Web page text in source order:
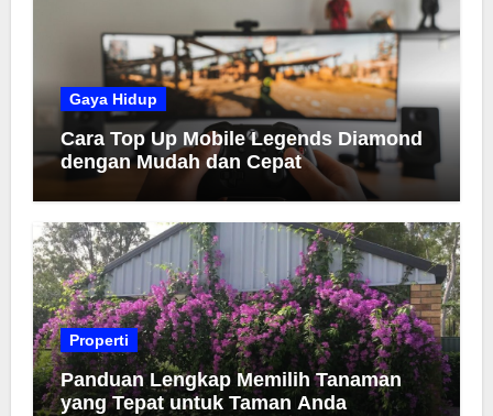
Gaya Hidup
Cara Top Up Mobile Legends Diamond
dengan Mudah dan Cepat
Properti
Panduan Lengkap Memilih Tanaman
yang Tepat untuk Taman Anda